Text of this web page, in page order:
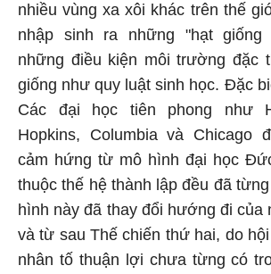
nhiều vùng xa xôi khác trên thế
nhập sinh ra những "hạt
những điều kiện môi trường đặc
giống như quy luật sinh học. Đặc
Các đại học tiên phong như
Hopkins, Columbia và Chicago
cảm hứng từ mô hình đại học
thuộc thế hệ thành lập đều đã
hình này đã thay đổi hướng đi của
và từ sau Thế chiến thứ hai, do
nhân tố thuận lợi chưa từng có